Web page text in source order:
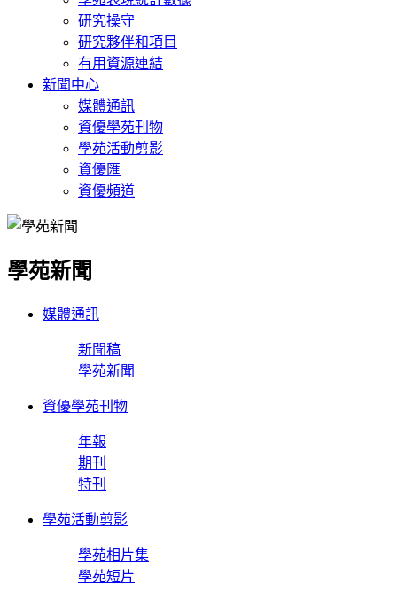
研究操守
研究夥伴和項目
有用資源連結
新聞中心
媒體通訊
資優學苑刊物
學苑活動剪影
資優匯
資優頻道
學苑新聞
媒體通訊
新聞稿
學苑新聞
資優學苑刊物
年報
期刊
特刊
學苑活動剪影
學苑相片集
學苑短片